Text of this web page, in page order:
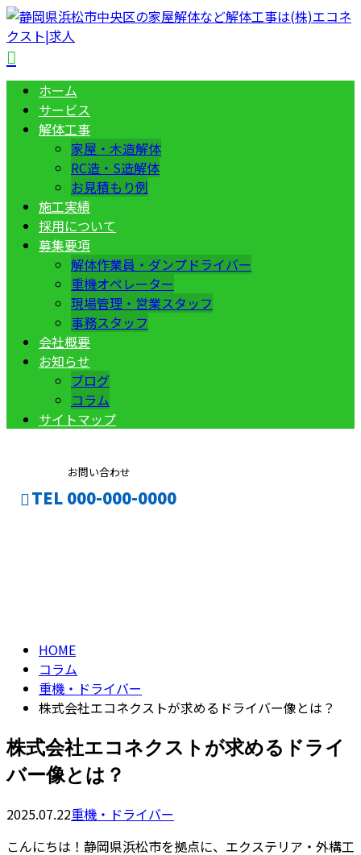
ホーム
サービス
解体工事
家屋・木造解体
RC造・S造解体
お見積もり例
施工実績
採用について
募集要項
解体作業員・ダンプドライバー
重機オペレーター
現場管理・営業スタッフ
事務スタッフ
会社概要
お知らせ
ブログ
コラム
サイトマップ
お問い合わせ
TEL 000-000-0000
HOME
コラム
重機・ドライバー
株式会社エコネクストが求めるドライバー像とは？
株式会社エコネクストが求めるドライ
バー像とは？
2025.07.22重機・ドライバー
こんにちは！静岡県浜松市を拠点に、エクステリア・外構工